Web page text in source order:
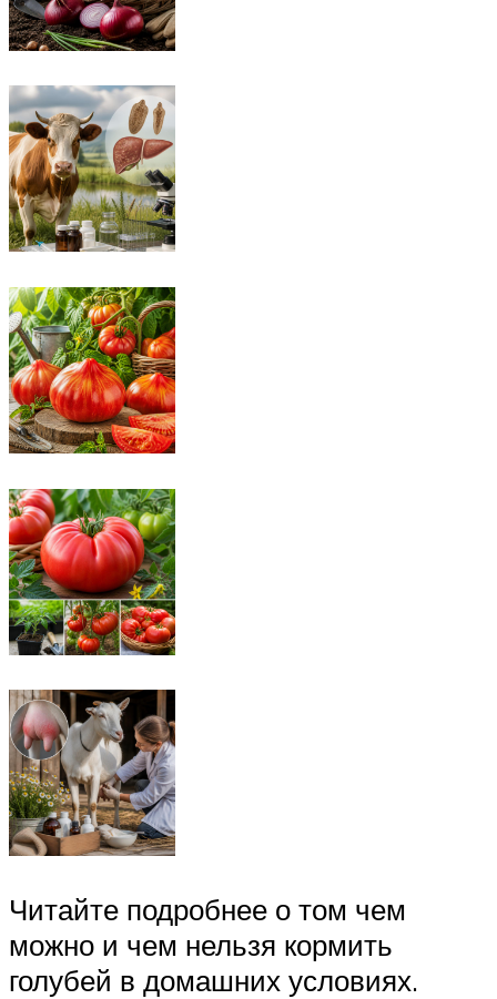
Читайте подробнее о том чем
можно и чем нельзя кормить
голубей в домашних условиях.